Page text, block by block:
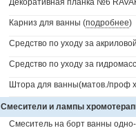
Декоративная планка №6
Карниз для ванны (подробнее)
Средство по уходу за
Средство по уходу за
Штора для ванны(матов./проф
Смесители и лампы
Смеситель на борт ванны